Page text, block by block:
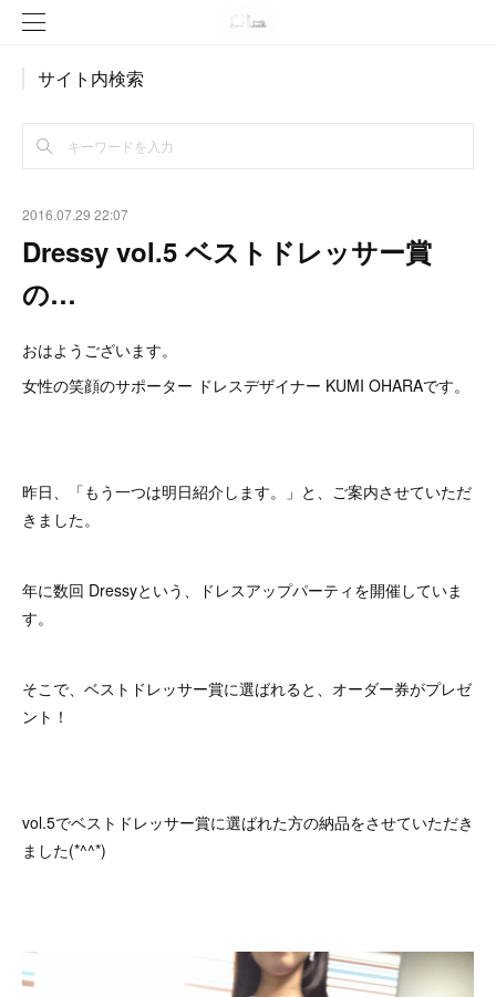
サイト内検索
2016.07.29 22:07
Dressy vol.5 ベストドレッサー賞
の…
おはようございます。
女性の笑顔のサポーター ドレスデザイナー KUMI OHARAです。
昨日、「もう一つは明日紹介します。」と、ご案内させていただ
きました。
年に数回 Dressyという、ドレスアップパーティを開催していま
す。
そこで、ベストドレッサー賞に選ばれると、オーダー券がプレゼ
ント！
vol.5でベストドレッサー賞に選ばれた方の納品をさせていただき
ました(*^^*)